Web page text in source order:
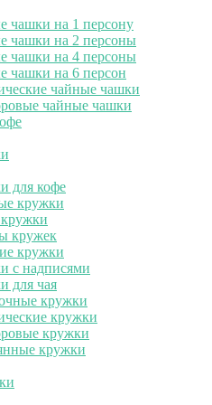
чашки на 1 персону
чашки на 2 персоны
чашки на 4 персоны
чашки на 6 персон
чайные чашки
чайные чашки
для кофе
кружки
кружек
кружки
с надписями
для чая
кружки
кружки
кружки
кружки